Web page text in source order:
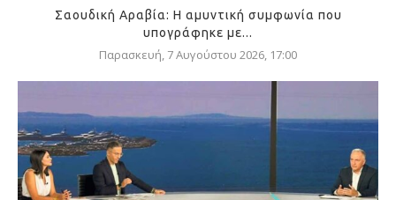
Σαουδική Αραβία: Η αμυντική συμφωνία που
υπογράφηκε με...
Παρασκευή, 7 Αυγούστου 2026, 17:00